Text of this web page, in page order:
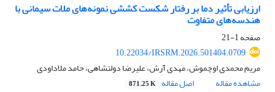
ارزیابی تأثیر دما بر رفتار شکست کششی نمونه‌های ملات سیمانی با
هندسه‌های متفاوت
صفحه1-21
10.22034/IRSRM.2026.501404.0709
مریم محمدی اوچموش، مهدی آرش، علیرضا دولتشاهی، حامد ملاداودی
مشاهده مقاله
اصل مقاله 871.25 K